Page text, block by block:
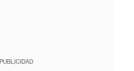
PUBLICIDAD